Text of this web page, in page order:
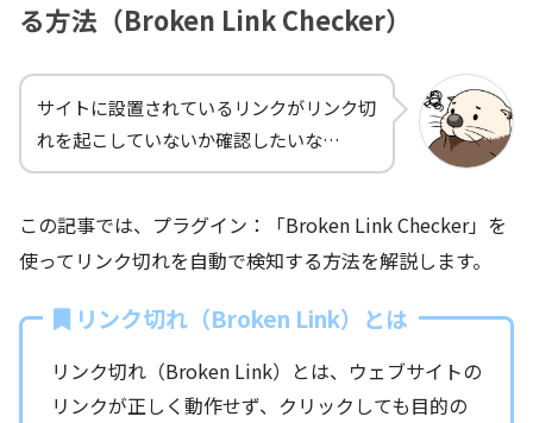
る方法（Broken Link Checker）
サイトに設置されているリンクがリンク切
れを起こしていないか確認したいな…
この記事では、プラグイン：「Broken Link Checker」を
使ってリンク切れを自動で検知する方法を解説します。
リンク切れ（Broken Link）とは
リンク切れ（Broken Link）とは、ウェブサイトの
リンクが正しく動作せず、クリックしても目的の